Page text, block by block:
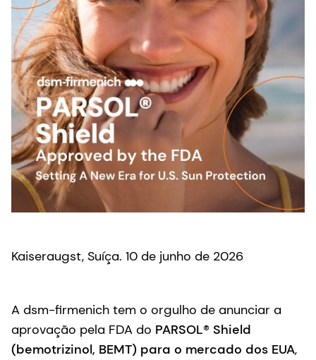
Kaiseraugst, Suíça. 10 de junho de 2026
A dsm-firmenich tem o orgulho de anunciar a
aprovação pela FDA do PARSOL® Shield
(bemotrizinol, BEMT) para o mercado dos EUA,